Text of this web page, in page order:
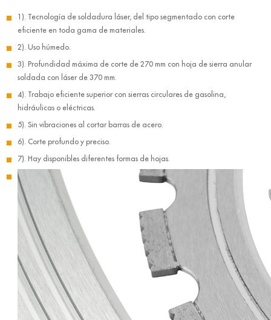
1). Tecnología de soldadura láser, del tipo segmentado con corte
eficiente en toda gama de materiales.
2). Uso húmedo.
3). Profundidad máxima de corte de 270 mm con hoja de sierra anular
soldada con láser de 370 mm.
4). Trabajo eficiente superior con sierras circulares de gasolina,
hidráulicas o eléctricas.
5). Sin vibraciones al cortar barras de acero.
6). Corte profundo y preciso.
7). Hay disponibles diferentes formas de hojas.